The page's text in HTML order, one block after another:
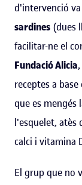
d'intervenció
sardines (dues
facilitar-ne el
Fundació Alicia
receptes a
que es mengés
l'esquelet, atès
calci i vitamina
El grup que no